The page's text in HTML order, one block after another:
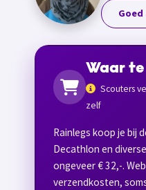
Waar
Scouters
zelf
Rainlegs koop je bij
Decathlon en
ongeveer € 32,-.
verzendkosten,